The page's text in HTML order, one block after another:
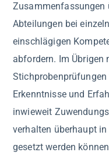
Zusammenfassungen
Abteilungen bei
einschlägigen
abfordern. Im Übrigen
Stichprobenprüfungen
Erkenntnisse und
inwieweit
verhalten überhaupt
gesetzt werden